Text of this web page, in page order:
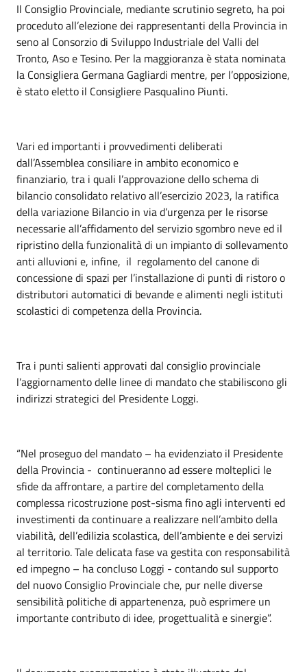
Il Consiglio Provinciale, mediante scrutinio segreto, ha poi
proceduto all’elezione dei rappresentanti della Provincia in
seno al Consorzio di Sviluppo Industriale del Valli del
Tronto, Aso e Tesino. Per la maggioranza è stata nominata
la Consigliera Germana Gagliardi mentre, per l’opposizione,
è stato eletto il Consigliere Pasqualino Piunti.
Vari ed importanti i provvedimenti deliberati
dall’Assemblea consiliare in ambito economico e
finanziario, tra i quali l’approvazione dello schema di
bilancio consolidato relativo all’esercizio 2023, la ratifica
della variazione Bilancio in via d’urgenza per le risorse
necessarie all’affidamento del servizio sgombro neve ed il
ripristino della funzionalità di un impianto di sollevamento
anti alluvioni e, infine, il regolamento del canone di
concessione di spazi per l’installazione di punti di ristoro o
distributori automatici di bevande e alimenti negli istituti
scolastici di competenza della Provincia.
Tra i punti salienti approvati dal consiglio provinciale
l’aggiornamento delle linee di mandato che stabiliscono gli
indirizzi strategici del Presidente Loggi.
“Nel proseguo del mandato – ha evidenziato il Presidente
della Provincia - continueranno ad essere molteplici le
sfide da affrontare, a partire del completamento della
complessa ricostruzione post-sisma fino agli interventi ed
investimenti da continuare a realizzare nell’ambito della
viabilità, dell’edilizia scolastica, dell’ambiente e dei servizi
al territorio. Tale delicata fase va gestita con responsabilità
ed impegno – ha concluso Loggi - contando sul supporto
del nuovo Consiglio Provinciale che, pur nelle diverse
sensibilità politiche di appartenenza, può esprimere un
importante contributo di idee, progettualità e sinergie”.